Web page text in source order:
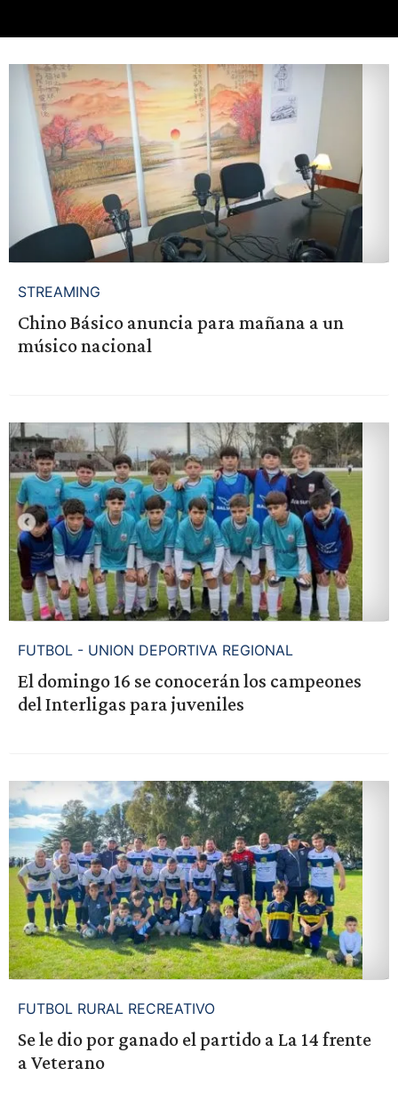
STREAMING
Chino Básico anuncia para mañana a un
músico nacional
FUTBOL - UNION DEPORTIVA REGIONAL
El domingo 16 se conocerán los campeones
del Interligas para juveniles
FUTBOL RURAL RECREATIVO
Se le dio por ganado el partido a La 14 frente
a Veterano